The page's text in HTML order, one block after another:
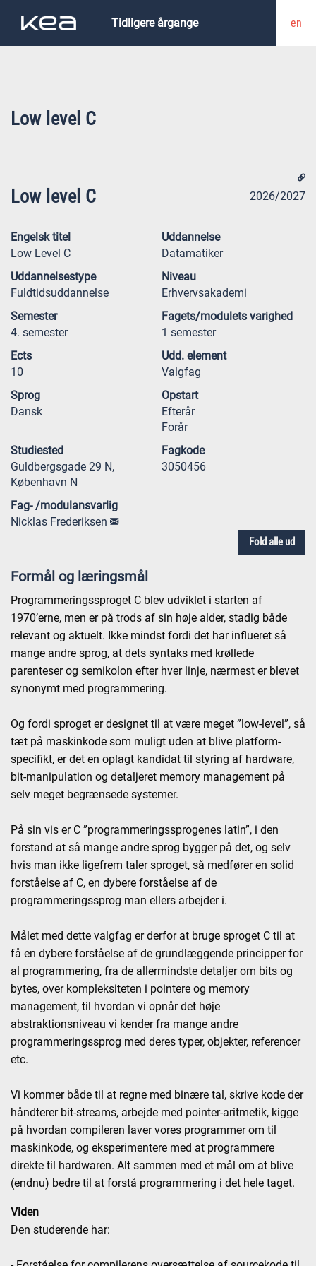
Tidligere årgange en
Low level C
Low level C 2026/2027
Engelsk titel
Low Level C
Uddannelse
Datamatiker
Uddannelsestype
Fuldtidsuddannelse
Niveau
Erhvervsakademi
Semester
4. semester
Fagets/modulets varighed
1 semester
Ects
10
Udd. element
Valgfag
Sprog
Dansk
Opstart
Efterår
Forår
Studiested
Guldbergsgade 29 N,
København N
Fagkode
3050456
Fag- /modulansvarlig
Nicklas Frederiksen
Fold alle ud
Formål og læringsmål
Programmeringssproget C blev udviklet i starten af
1970’erne, men er på trods af sin høje alder, stadig både
relevant og aktuelt. Ikke mindst fordi det har influeret så
mange andre sprog, at dets syntaks med krøllede
parenteser og semikolon efter hver linje, nærmest er blevet
synonymt med programmering.
Og fordi sproget er designet til at være meget ”low-level”, så
tæt på maskinkode som muligt uden at blive platform-
specifikt, er det en oplagt kandidat til styring af hardware,
bit-manipulation og detaljeret memory management på
selv meget begrænsede systemer.
På sin vis er C ”programmeringssprogenes latin”, i den
forstand at så mange andre sprog bygger på det, og selv
hvis man ikke ligefrem taler sproget, så medfører en solid
forståelse af C, en dybere forståelse af de
programmeringssprog man ellers arbejder i.
Målet med dette valgfag er derfor at bruge sproget C til at
få en dybere forståelse af de grundlæggende principper for
al programmering, fra de allermindste detaljer om bits og
bytes, over kompleksiteten i pointere og memory
management, til hvordan vi opnår det høje
abstraktionsniveau vi kender fra mange andre
programmeringssprog med deres typer, objekter, referencer
etc.
Vi kommer både til at regne med binære tal, skrive kode der
håndterer bit-streams, arbejde med pointer-aritmetik, kigge
på hvordan compileren laver vores programmer om til
maskinkode, og eksperimentere med at programmere
direkte til hardwaren. Alt sammen med et mål om at blive
(endnu) bedre til at forstå programmering i det hele taget.
Viden
Den studerende har: